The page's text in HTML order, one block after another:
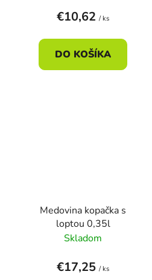
€10,62 / ks
DO KOŠÍKA
Medovina kopačka s
loptou 0,35l
Skladom
€17,25 / ks